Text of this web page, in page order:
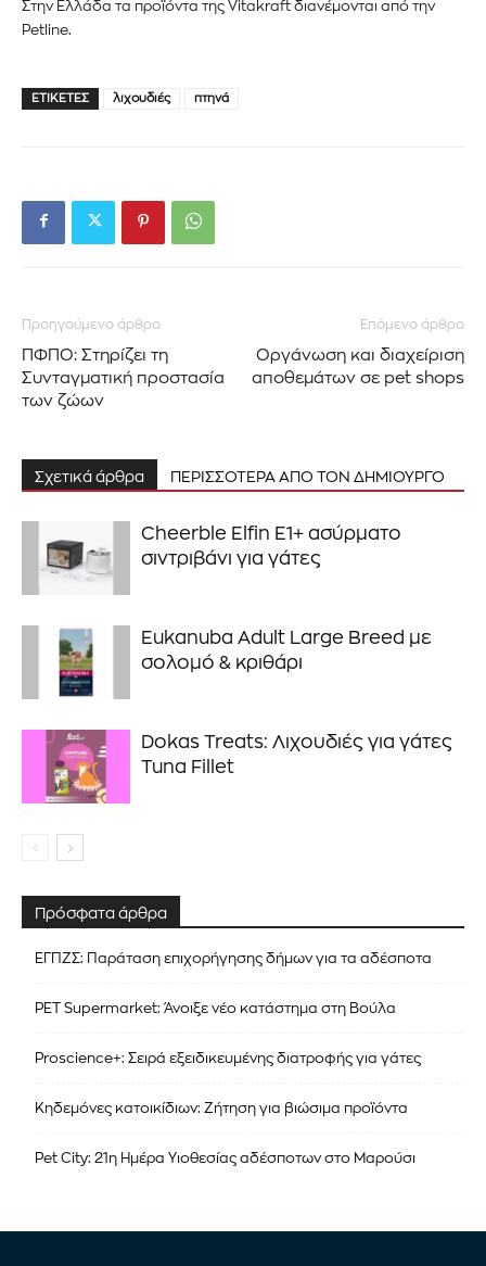
Στην Ελλάδα τα προϊόντα της Vitakraft διανέμονται από την
Petline.
ΕΤΙΚΈΤΕΣ λιχουδιές πτηνά
Προηγούμενο άρθρο
ΠΦΠΟ: Στηρίζει τη
Συνταγματική προστασία
των ζώων
Επόμενο άρθρο
Οργάνωση και διαχείριση
αποθεμάτων σε pet shops
Σχετικά άρθρα ΠΕΡΙΣΣΟΤΕΡΑ ΑΠΟ ΤΟΝ ΔΗΜΙΟΥΡΓΟ
Cheerble Elfin E1+ ασύρματο
σιντριβάνι για γάτες
Eukanuba Adult Large Breed με
σολομό & κριθάρι
Dokas Treats: Λιχουδιές για γάτες
Tuna Fillet
Πρόσφατα άρθρα
ΕΓΠΖΣ: Παράταση επιχορήγησης δήμων για τα αδέσποτα
PET Supermarket: Άνοιξε νέο κατάστημα στη Βούλα
Proscience+: Σειρά εξειδικευμένης διατροφής για γάτες
Κηδεμόνες κατοικίδιων: Ζήτηση για βιώσιμα προϊόντα
Pet City: 21η Ημέρα Υιοθεσίας αδέσποτων στο Μαρούσι